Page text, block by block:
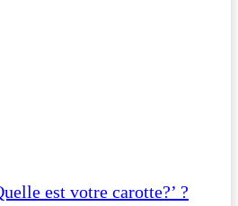
est votre carotte?’ ?